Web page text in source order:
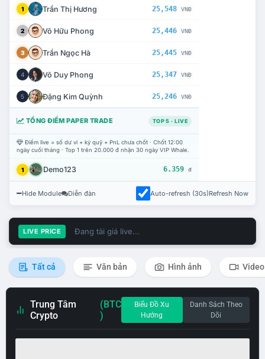
1 Trần Thị Hương 25,548 VNĐ
2 Võ Hữu Phong 25,446 VNĐ
3 Trần Ngọc Hà 25,445 VNĐ
4 Võ Duy Phong 25,347 VNĐ
5 Đặng Kim Quỳnh 25,246 VNĐ
TỔNG ĐIỂM PAPER TRADE TOP 5 · LIVE
Điểm live = số dư ví + ký quỹ + PnL chưa chốt · Chốt 12:00
ngày cuối tháng · Top 1 trên 20.000 đ nhận 30 ngày VIP Whale.
1 Demo123 6.359 đ
Hide Module Diễn đàn Auto-refresh (30s)Refresh Now
LIVE PRICE Đang tải giá live...
Tất cả Văn bản Hình ảnh Video
Trung Tâm
Crypto
(BTC
)
Biểu Đồ Xu
Hướng
Danh Sách Theo
Dõi